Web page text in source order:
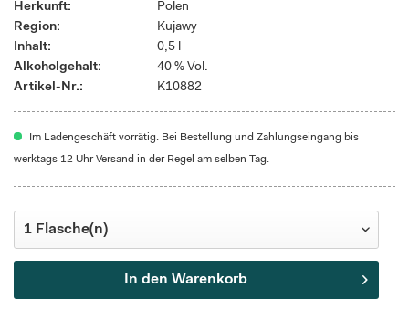
Herkunft:
Polen
Region:
Kujawy
Inhalt:
0,5 l
Alkoholgehalt:
40 % Vol.
Artikel-Nr.:
K10882
Im Ladengeschäft vorrätig. Bei Bestellung und Zahlungseingang bis
werktags 12 Uhr Versand in der Regel am selben Tag.
In den Warenkorb